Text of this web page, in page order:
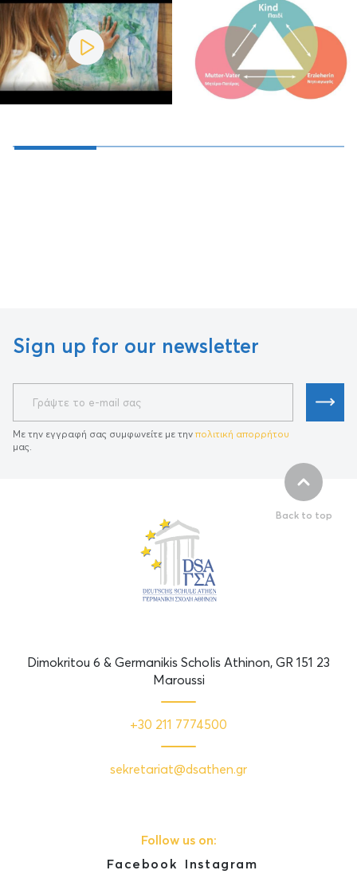
Sign up for our newsletter
Με την εγγραφή σας συμφωνείτε με την πολιτική απορρήτου
μας.
Back to top
Dimokritou 6 & Germanikis Scholis Athinon, GR 151 23
Maroussi
+30 211 7774500
sekretariat@dsathen.gr
Follow us on:
Facebook Instagram